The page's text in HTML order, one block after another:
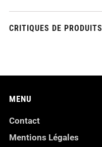
CRITIQUES DE PRODUITS
MENU
Contact
Mentions Légales